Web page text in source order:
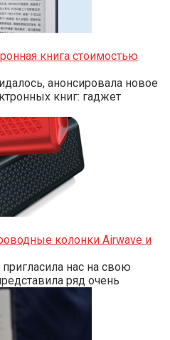
книга стоимостью
анонсировала новое
книг: гаджет
колонки Airwave и
нас на свою
ряд очень